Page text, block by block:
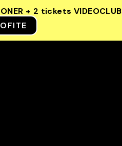
+ 2 tickets VIDEOCLUB